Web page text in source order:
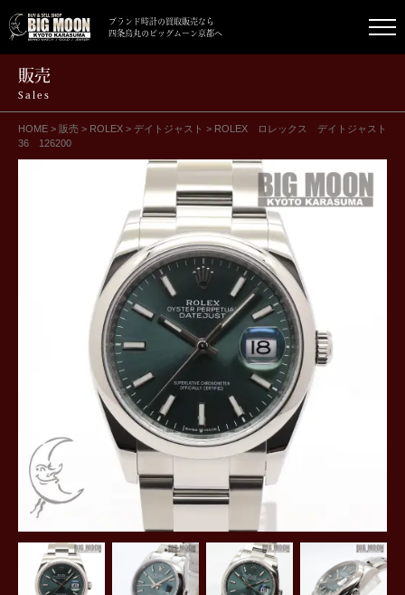
ブランド時計の買取販売なら
四条烏丸のビッグムーン京都へ
販売
Sales
HOME > 販売 > ROLEX > デイトジャスト > ROLEX ロレックス デイトジャスト
36 126200